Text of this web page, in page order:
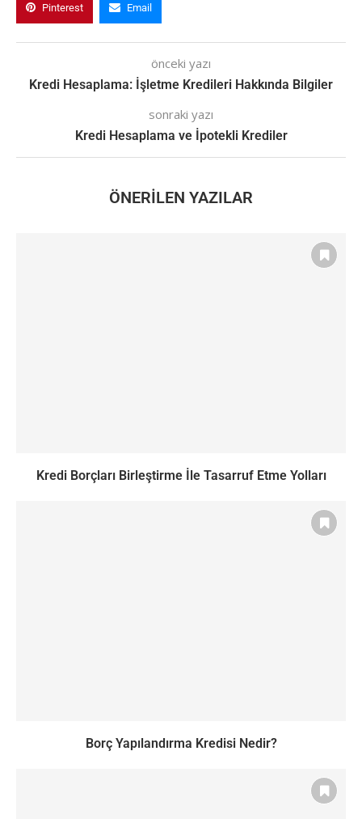
Pinterest Email
önceki yazı
Kredi Hesaplama: İşletme Kredileri Hakkında Bilgiler
sonraki yazı
Kredi Hesaplama ve İpotekli Krediler
ÖNERILEN YAZILAR
Kredi Borçları Birleştirme İle Tasarruf Etme Yolları
Borç Yapılandırma Kredisi Nedir?